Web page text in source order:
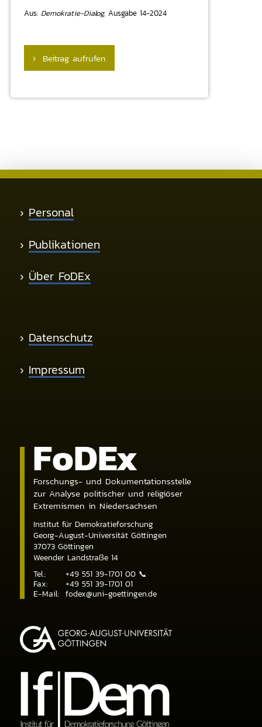
Aus: Demokratie-Dialog, Ausgabe 14-2024
› Beitrag aufrufen
› Personal
› Publikationen
› Über FoDEx
› Datenschutz
› Impressum
FoDEx
Forschungs- und Dokumentationsstelle
zur Analyse politischer und religiöser
Extremismen in Niedersachsen
Institut für Demokratieforschung
Georg-August-Universität Göttingen
37073 Göttingen
Weender Landstraße 14
Tel.:
+49 551 39-1701 00 📞
Fax:
+49 551 39-1701 01
E-Mail: fodex@uni-goettingen.de